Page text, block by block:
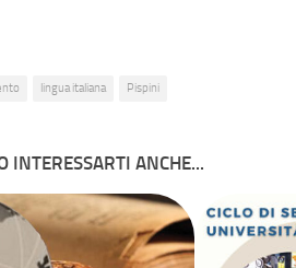
lingua italiana Pispini
INTERESSARTI ANCHE...